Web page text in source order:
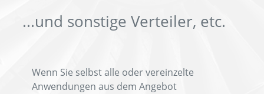
...und sonstige Verteiler, etc.
Wenn Sie selbst alle oder vereinzelte
Anwendungen aus dem Angebot